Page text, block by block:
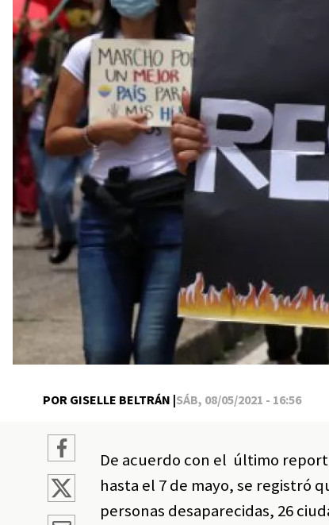
POR GISELLE BELTRÁN |SÁB, 08/05/2021 - 16:56
De acuerdo con el último
hasta el 7 de mayo, se registró
personas desaparecidas, 26